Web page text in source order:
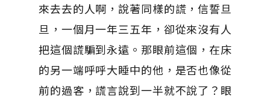
來去去的人啊，說著同樣的謊，信誓旦
旦，一個月一年三五年，卻從來沒有人
把這個謊騙到永遠。那眼前這個，在床
的另一端呼呼大睡中的他，是否也像從
前的過客，謊言說到一半就不說了？眼